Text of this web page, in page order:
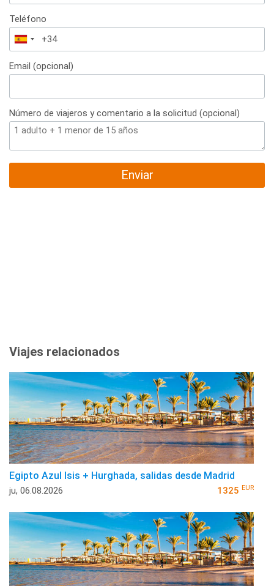
Teléfono
España
+34
Email (opcional)
Número de viajeros y comentario a la solicitud (opcional)
Enviar
Viajes relacionados
Egipto Azul Isis + Hurghada, salidas desde Madrid
ju, 06.08.2026 1325 EUR